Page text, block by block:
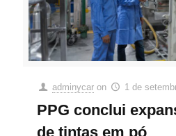
adminycar on 1 de
PPG conclui
de tintas em pó